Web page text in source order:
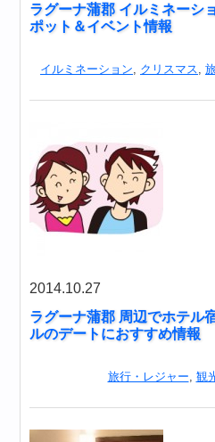
ラグーナ蒲郡 イルミネーシ
ポット＆イベント情報
イルミネーション, クリスマス,
2014.10.27
ラグーナ蒲郡 周辺でホテル
ルのデートにおすすめ情報
旅行・レジャー, 観